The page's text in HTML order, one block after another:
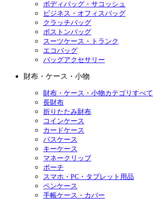
ボディバッグ・サコッシュ
ビジネス・オフィスバッグ
クラッチバッグ
ボストンバッグ
スーツケース・トランク
エコバッグ
バッグアクセサリー
財布・ケース・小物
財布・ケース・小物カテゴリすべて
長財布
折りたたみ財布
コインケース
カードケース
パスケース
キーケース
マネークリップ
ポーチ
スマホ・PC・タブレット用品
ペンケース
手帳ケース・カバー